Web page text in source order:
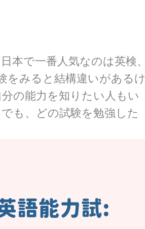
本で一番人気なのは英検、
をみると結構違いがあるけ
の能力を知りたい人もい
も、どの試験を勉強した